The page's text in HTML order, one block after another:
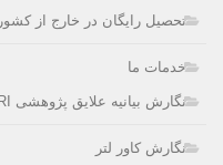
تحصیل رایگان در خارج از کشور
خدمات ما
نگارش بیانیه علایق پژوهشی SRI
نگارش کاور لتر